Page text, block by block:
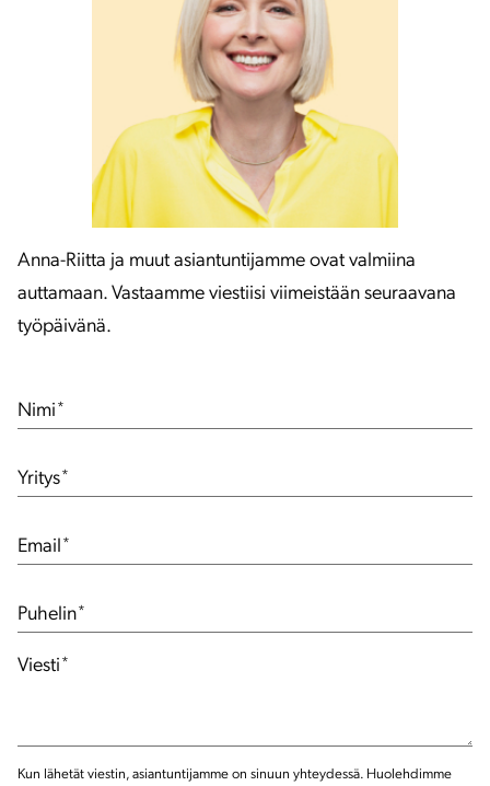
Anna-Riitta ja muut asiantuntijamme ovat valmiina
auttamaan. Vastaamme viestiisi viimeistään seuraavana
työpäivänä.
Nimi *
Yritys*
Email *
Puhelin*
Viesti *
Kun lähetät viestin, asiantuntijamme on sinuun yhteydessä. Huolehdimme